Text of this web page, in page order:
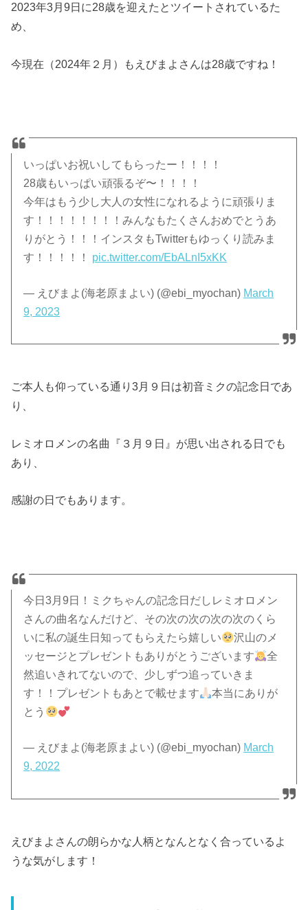
2023年3月9日に28歳を迎えたとツイートされているた
め、
今現在（2024年２月）もえびまよさんは28歳ですね！
いっぱいお祝いしてもらったー！！！！
28歳もいっぱい頑張るぞ〜！！！！
今年はもう少し大人の女性になれるように頑張りま
す！！！！！！！！みんなもたくさんおめでとうあ
りがとう！！！インスタもTwitterもゆっくり読みま
す！！！！！ pic.twitter.com/EbALnI5xKK
— えびまよ(海老原まよい) (@ebi_myochan) March
9, 2023
ご本人も仰っている通り3月９日は初音ミクの記念日であ
り、
レミオロメンの名曲『３月９日』が思い出される日でも
あり、
感謝の日でもあります。
今日3月9日！ミクちゃんの記念日だしレミオロメン
さんの曲名なんだけど、その次の次の次の次のくら
いに私の誕生日知ってもらえたら嬉しい
沢山のメ
ッセージとプレゼントもありがとうございます
全
然追いきれてないので、少しずつ追っていきま
す！！プレゼントもあとで載せます
本当にありが
とう
— えびまよ(海老原まよい) (@ebi_myochan) March
9, 2022
えびまよさんの朗らかな人柄となんとなく合っているよ
うな気がします！